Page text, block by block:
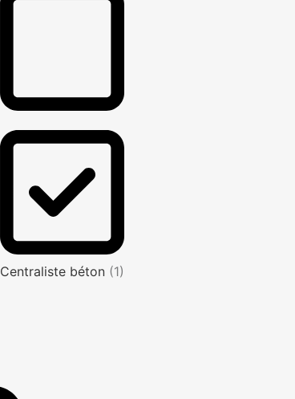
Centraliste béton (1)